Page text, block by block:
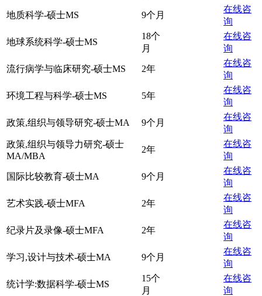
地质科学-硕士MS 9个月
在线咨
询
地球系统科学-硕士MS
18个
月
在线咨
询
流行病学与临床研究-硕士MS 2年
在线咨
询
环境工程与科学-硕士MS 5年
在线咨
询
政策,组织与领导研究-硕士MA 9个月
在线咨
询
政策,组织与领导力研究-硕士
MA/MBA
2年
在线咨
询
国际比较教育-硕士MA 9个月
在线咨
询
艺术实践-硕士MFA 2年
在线咨
询
纪录片及录像-硕士MFA 2年
在线咨
询
学习,设计与技术-硕士MA 9个月
在线咨
询
统计学:数据科学-硕士MS
15个
月
在线咨
询